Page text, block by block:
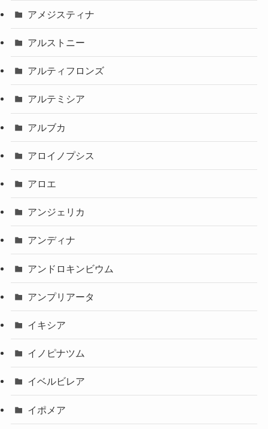
アメジスティナ
アルストニー
アルティフロンズ
アルテミシア
アルブカ
アロイノプシス
アロエ
アンジェリカ
アンディナ
アンドロキンビウム
アンプリアータ
イキシア
イノピナツム
イベルビレア
イポメア